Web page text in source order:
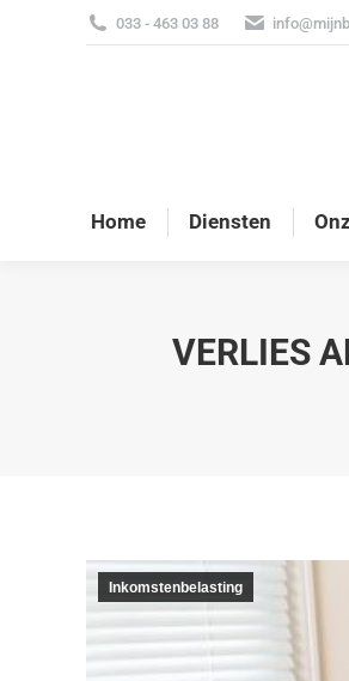
033 - 463 03 88
Home Diensten
VERLIES
Inkomstenbelasting